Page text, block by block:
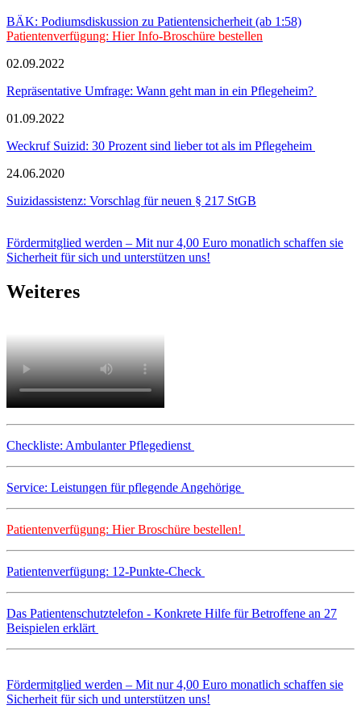
BÄK: Podiumsdiskussion zu Patientensicherheit (ab 1:58)
Patientenverfügung: Hier Info-Broschüre bestellen
02.09.2022
Repräsentative Umfrage: Wann geht man in ein Pflegeheim?
01.09.2022
Weckruf Suizid: 30 Prozent sind lieber tot als im Pflegeheim
24.06.2020
Suizidassistenz: Vorschlag für neuen § 217 StGB
Fördermitglied werden – Mit nur 4,00 Euro monatlich schaffen sie
Sicherheit für sich und unterstützen uns!
Weiteres
Checkliste: Ambulanter Pflegedienst
Service: Leistungen für pflegende Angehörige
Patientenverfügung: Hier Broschüre bestellen!
Patientenverfügung: 12-Punkte-Check
Das Patientenschutztelefon - Konkrete Hilfe für Betroffene an 27
Beispielen erklärt
Fördermitglied werden – Mit nur 4,00 Euro monatlich schaffen sie
Sicherheit für sich und unterstützen uns!